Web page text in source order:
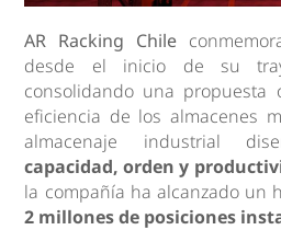
AR Racking Chile
desde el inicio de su
consolidando una propuesta
eficiencia de los almacenes
almacenaje industrial
capacidad, orden y
la compañía ha alcanzado un
2 millones de posiciones